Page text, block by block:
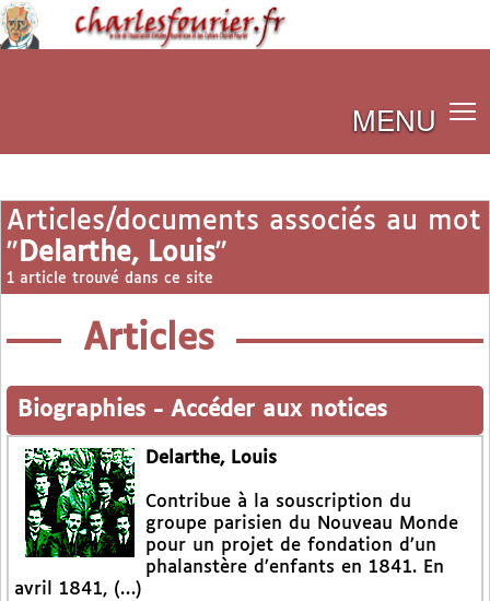
MENU
Articles/documents associés au mot
" Delarthe, Louis"
1 article trouvé dans ce site
Articles
Biographies - Accéder aux notices
Delarthe, Louis
Contribue à la souscription du
groupe parisien du Nouveau Monde
pour un projet de fondation d’un
phalanstère d’enfants en 1841. En
avril 1841, (…)